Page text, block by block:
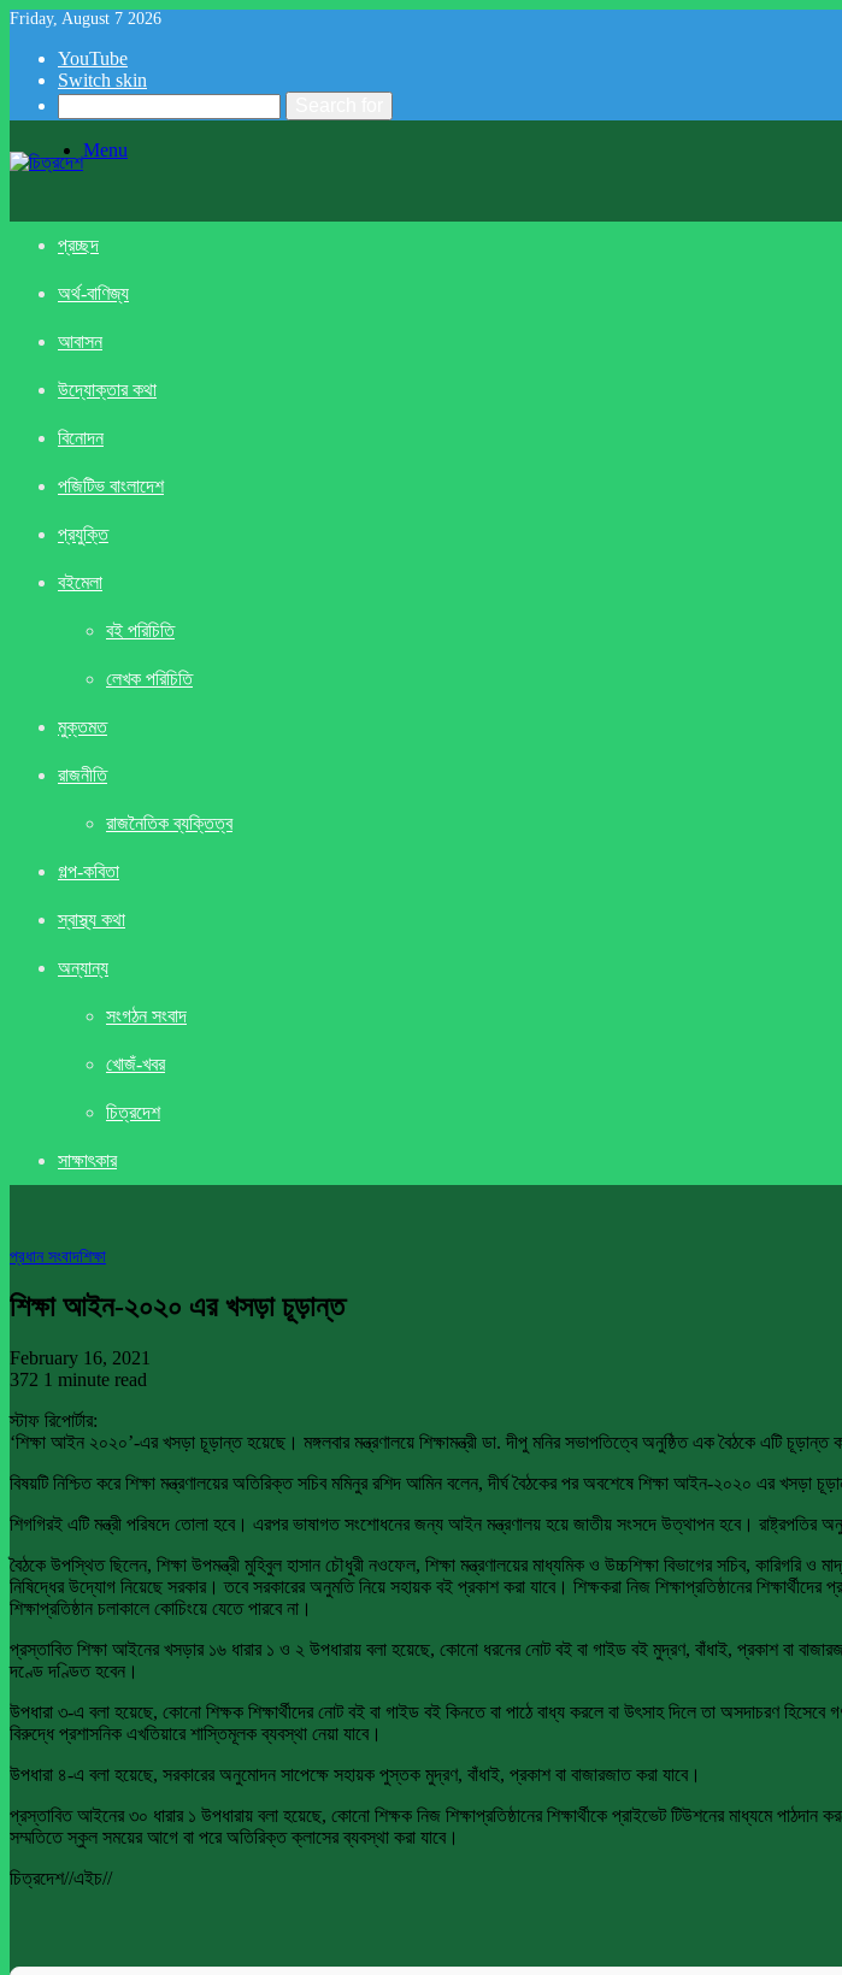
Friday, August 7 2026
YouTube
Switch skin
Menu
প্রচ্ছদ
অর্থ-বাণিজ্য
আবাসন
উদ্যোক্তার কথা
বিনোদন
পজিটিভ বাংলাদেশ
প্রযুক্তি
বইমেলা
বই পরিচিতি
লেখক পরিচিতি
মুক্তমত
রাজনীতি
রাজনৈতিক ব্যক্তিত্ব
গল্প-কবিতা
স্বাস্থ্য কথা
অন্যান্য
সংগঠন সংবাদ
খােজঁ-খবর
চিত্রদেশ
সাক্ষাৎকার
প্রধান সংবাদশিক্ষা
শিক্ষা আইন-২০২০ এর খসড়া চূড়ান্ত
February 16, 2021
372 1 minute read
স্টাফ রিপোর্টার:
‘শিক্ষা আইন ২০২০’-এর খসড়া চূড়ান্ত হয়েছে। মঙ্গলবার মন্ত্রণালয়ে শিক্ষামন্ত্রী ডা. দীপু মনির সভাপতিত্বে অনুষ্ঠিত এক বৈঠকে এটি
বিষয়টি নিশ্চিত করে শিক্ষা মন্ত্রণালয়ের অতিরিক্ত সচিব মমিনুর রশিদ আমিন বলেন, দীর্ঘ বৈঠকের পর অবশেষে শিক্ষা আইন-২০২০ এর খসড়া
শিগগিরই এটি মন্ত্রী পরিষদে তোলা হবে। এরপর ভাষাগত সংশোধনের জন্য আইন মন্ত্রণালয় হয়ে জাতীয় সংসদে উত্থাপন হবে। রাষ্ট্রপতির
বৈঠকে উপস্থিত ছিলেন, শিক্ষা উপমন্ত্রী মুহিবুল হাসান চৌধুরী নওফেল, শিক্ষা মন্ত্রণালয়ের মাধ্যমিক ও উচ্চশিক্ষা বিভাগের সচিব, কারিগরি
নিষিদ্ধের উদ্যোগ নিয়েছে সরকার। তবে সরকারের অনুমতি নিয়ে সহায়ক বই প্রকাশ করা যাবে। শিক্ষকরা নিজ শিক্ষাপ্রতিষ্ঠানের শিক্ষার্থীদের
শিক্ষাপ্রতিষ্ঠান চলাকালে কোচিংয়ে যেতে পারবে না।
প্রস্তাবিত শিক্ষা আইনের খসড়ার ১৬ ধারার ১ ও ২ উপধারায় বলা হয়েছে, কোনো ধরনের নোট বই বা গাইড বই মুদ্রণ, বাঁধাই, প্রকাশ বা
দণ্ডে দণ্ডিত হবেন।
উপধারা ৩-এ বলা হয়েছে, কোনো শিক্ষক শিক্ষার্থীদের নোট বই বা গাইড বই কিনতে বা পাঠে বাধ্য করলে বা উৎসাহ দিলে তা অসদাচরণ হিসেবে
বিরুদ্ধে প্রশাসনিক এখতিয়ারে শাস্তিমূলক ব্যবস্থা নেয়া যাবে।
উপধারা ৪-এ বলা হয়েছে, সরকারের অনুমোদন সাপেক্ষে সহায়ক পুস্তক মুদ্রণ, বাঁধাই, প্রকাশ বা বাজারজাত করা যাবে।
প্রস্তাবিত আইনের ৩০ ধারার ১ উপধারায় বলা হয়েছে, কোনো শিক্ষক নিজ শিক্ষাপ্রতিষ্ঠানের শিক্ষার্থীকে প্রাইভেট টিউশনের মাধ্যমে পাঠদান
সম্মতিতে স্কুল সময়ের আগে বা পরে অতিরিক্ত ক্লাসের ব্যবস্থা করা যাবে।
চিত্রদেশ//এইচ//